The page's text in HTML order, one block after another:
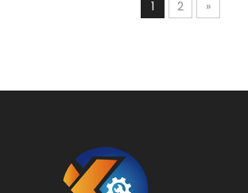
1 2 »